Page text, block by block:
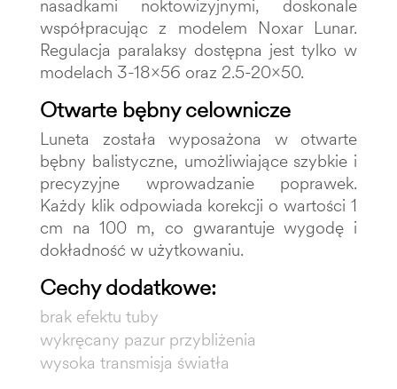
nasadkami noktowizyjnymi, doskonale
współpracując z modelem Noxar Lunar.
Regulacja paralaksy dostępna jest tylko w
modelach 3-18x56 oraz 2.5-20x50.
Otwarte bębny celownicze
Luneta została wyposażona w otwarte
bębny balistyczne, umożliwiające szybkie i
precyzyjne wprowadzanie poprawek.
Każdy klik odpowiada korekcji o wartości 1
cm na 100 m, co gwarantuje wygodę i
dokładność w użytkowaniu.
Cechy dodatkowe:
brak efektu tuby
wykręcany pazur przybliżenia
wysoka transmisja światła